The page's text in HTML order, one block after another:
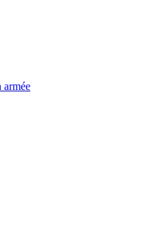
armée